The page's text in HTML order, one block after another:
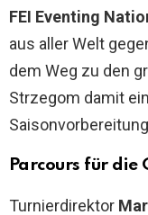
FEI Eventing
aus aller Welt
dem Weg zu den
Strzegom damit
Parcours für die
Turnierdirektor